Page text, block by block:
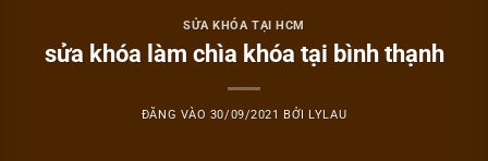
SỬA KHÓA TẠI HCM
sửa khóa làm chìa khóa tại bình thạnh
ĐĂNG VÀO 30/09/2021 BỞI LYLAU